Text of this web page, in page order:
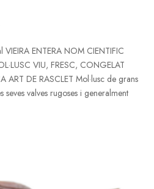
ENTERA NOM CIENTIFIC
VIU, FRESC, CONGELAT
ART DE RASCLET Mol·lusc de grans
seves valves rugoses i generalment